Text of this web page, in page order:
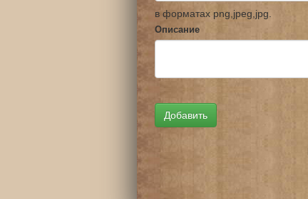
в форматах png,jpeg,jpg.
Описание